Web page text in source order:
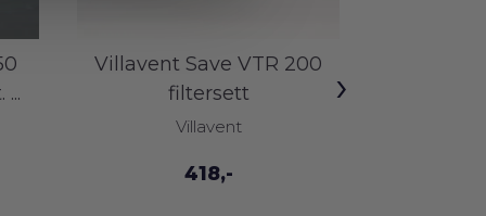
Villavent Save VTR 200
filtersett
Villavent
418,-
›